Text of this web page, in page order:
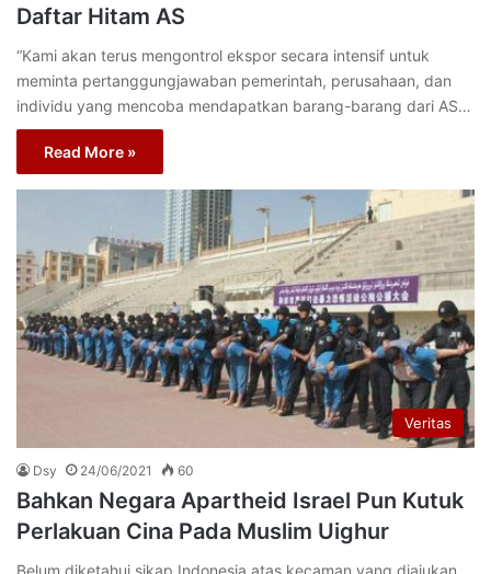
Daftar Hitam AS
“Kami akan terus mengontrol ekspor secara intensif untuk
meminta pertanggungjawaban pemerintah, perusahaan, dan
individu yang mencoba mendapatkan barang-barang dari AS…
Read More »
Veritas
Dsy 24/06/2021 60
Bahkan Negara Apartheid Israel Pun Kutuk
Perlakuan Cina Pada Muslim Uighur
Belum diketahui sikap Indonesia atas kecaman yang diajukan